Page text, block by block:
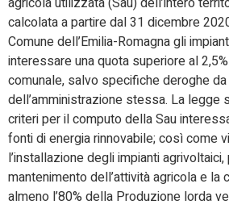
calcolata a partire dal 31 dicembre
Comune dell’Emilia-Romagna gli
interessare una quota superiore al
comunale, salvo specifiche deroghe
dell’amministrazione stessa. La legge
criteri per il computo della Sau
fonti di energia rinnovabile; così come
l’installazione degli impianti
mantenimento dell’attività agricola e la
almeno l’80% della Produzione lorda